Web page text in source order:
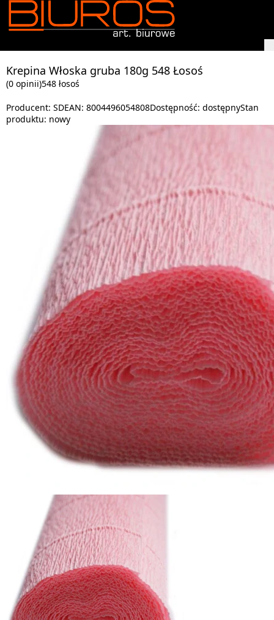
Krepina Włoska gruba 180g 548 Łosoś
(0 opinii)548 łosoś
Producent: SDEAN: 8004496054808Dostępność: dostępnyStan
produktu: nowy